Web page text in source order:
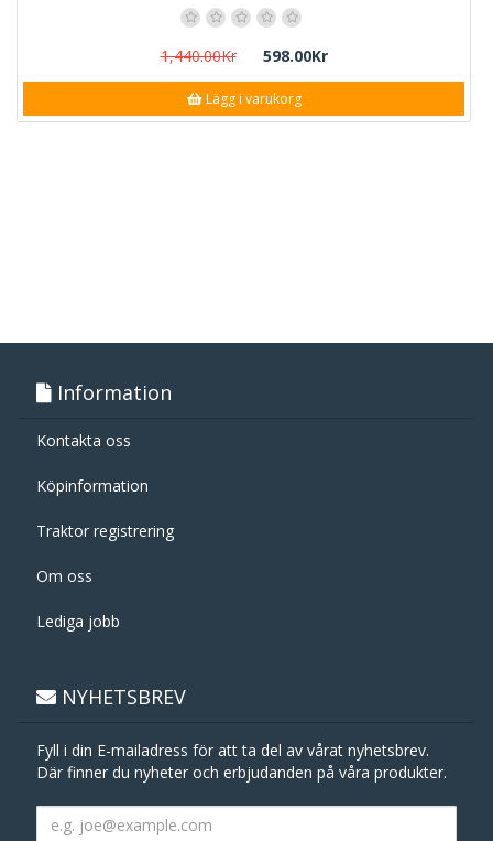
1,440.00Kr 598.00Kr
Lägg i varukorg
Information
Kontakta oss
Köpinformation
Traktor registrering
Om oss
Lediga jobb
NYHETSBREV
Fyll i din E-mailadress för att ta del av vårat nyhetsbrev.
Där finner du nyheter och erbjudanden på våra produkter.